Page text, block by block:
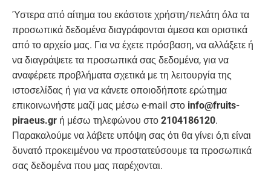
Ύστερα από αίτημα του εκάστοτε χρήστη/πελάτη όλα τα
προσωπικά δεδομένα διαγράφονται άμεσα και οριστικά
από το αρχείο μας. Για να έχετε πρόσβαση, να αλλάξετε ή
να διαγράψετε τα προσωπικά σας δεδομένα, για να
αναφέρετε προβλήματα σχετικά με τη λειτουργία της
ιστοσελίδας ή για να κάνετε οποιοδήποτε ερώτημα
επικοινωνήστε μαζί μας μέσω e-mail στο info@fruits-
piraeus.gr ή μέσω τηλεφώνου στο 2104186120.
Παρακαλούμε να λάβετε υπόψη σας ότι θα γίνει ό,τι είναι
δυνατό προκειμένου να προστατεύσουμε τα προσωπικά
σας δεδομένα που μας παρέχονται.